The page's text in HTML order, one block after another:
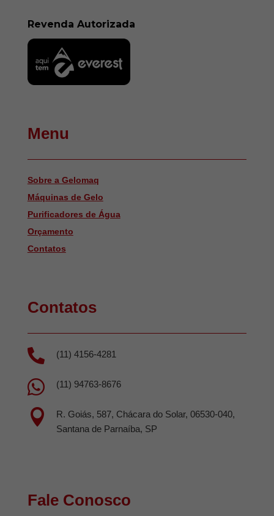
Revenda Autorizada
Menu
Sobre a Gelomaq
Máquinas de Gelo
Purificadores de Água
Orçamento
Contatos
Contatos
 (11) 4156-4281
 (11) 94763-8676

R. Goiás, 587, Chácara do Solar, 06530-040,
Santana de Parnaíba, SP
Fale Conosco